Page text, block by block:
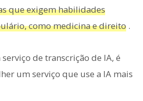
que exigem habilidades
como medicina e direito .
de transcrição de IA, é
um serviço que use a IA mais